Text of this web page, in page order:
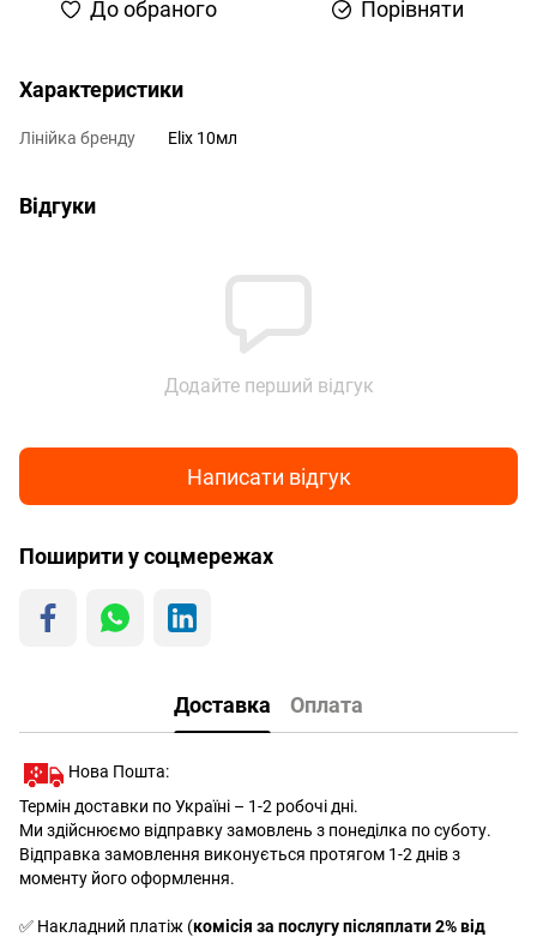
До обраного Порівняти
Характеристики
Лінійка бренду Elix 10мл
Відгуки
Додайте перший відгук
Написати відгук
Поширити у соцмережах
Доставка Оплата
Нова Пошта:
Термін доставки по Україні – 1-2 робочі дні.
Ми здійснюємо відправку замовлень з понеділка по суботу.
Відправка замовлення виконується протягом 1-2 днів з
моменту його оформлення.
✅ Накладний платіж (комісія за послугу післяплати 2% від